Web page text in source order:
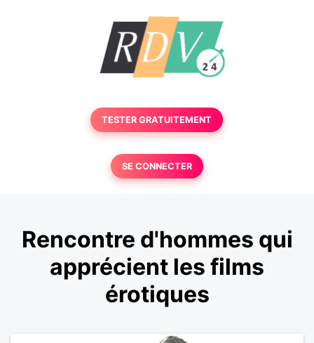
TESTER GRATUITEMENT
SE CONNECTER
Rencontre d'hommes qui
apprécient les films
érotiques